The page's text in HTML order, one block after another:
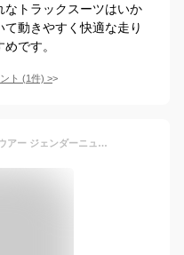
トラックスーツはいか
動きやすく快適な走り
です。
ト (1件) >
アディダス ジャージ ベッケンバウアー ジェンダーニュートラル 上下組 トラックトップ HBN85 トラックパンツ HBO00 セットアップ メンズ レディース